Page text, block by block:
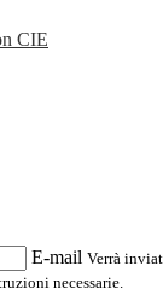
CIE
E-mail Verrà
necessarie.